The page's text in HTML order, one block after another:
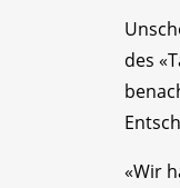
des
«Wir